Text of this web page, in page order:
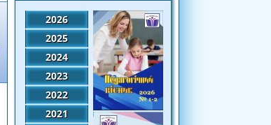
2026
2025
2024
2023
2022
2021